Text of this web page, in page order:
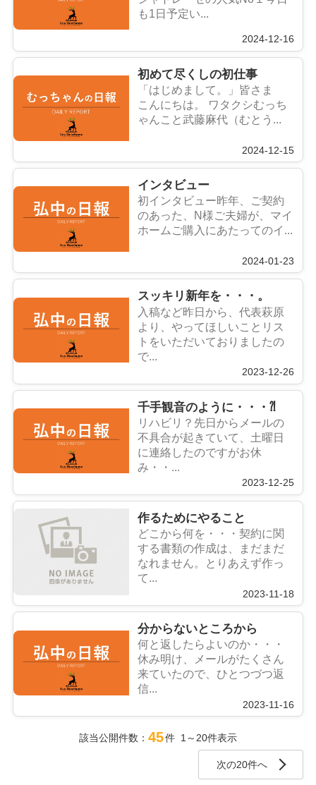
も1日予定い...
2024-12-16
初めて尽くしの初仕事
「はじめまして。」皆さま
こんにちは。 ワタクシむっち
ゃんこと武藤麻代（むとう...
2024-12-15
インタビュー
初インタビュー昨年、ご契約
のあった、N様ご夫婦が、マイ
ホームご購入にあたってのイ...
2024-01-23
スッキリ新年を・・・。
入稿など昨日から、代表萩原
より、やってほしいことリス
トをいただいておりましたの
で...
2023-12-26
千手観音のように・・・⁈
リハビリ？先日からメールの
不具合が起きていて、土曜日
に連絡したのですがお休
み・・...
2023-12-25
作るためにやること
どこから何を・・・契約に関
する書類の作成は、まだまだ
なれません。とりあえず作っ
て...
2023-11-18
分からないところから
何と返したらよいのか・・・
休み明け、メールがたくさん
来ていたので、ひとつづつ返
信...
2023-11-16
該当公開件数： 45件 1～20件表示
次の20件へ